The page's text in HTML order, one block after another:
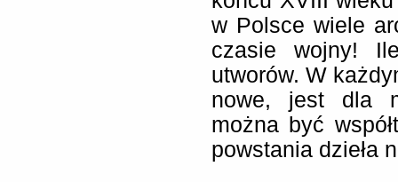
w Polsce wiele
czasie wojny!
utworów. W
nowe, jest dla
można być
powstania dzieła